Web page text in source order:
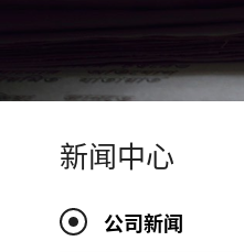
新闻中心
公司新闻